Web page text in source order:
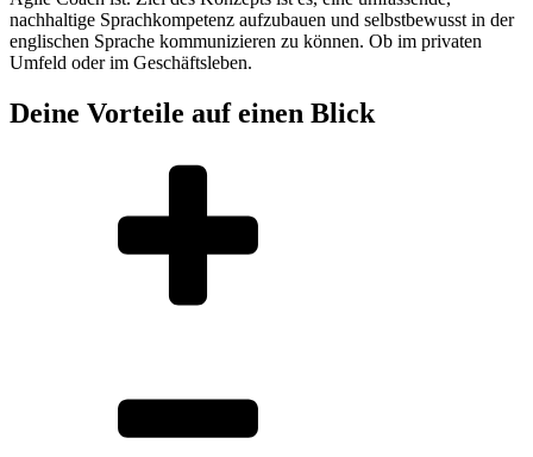
nachhaltige Sprachkompetenz aufzubauen und selbstbewusst in der
englischen Sprache kommunizieren zu können. Ob im privaten
Umfeld oder im Geschäftsleben.
Deine Vorteile auf einen Blick